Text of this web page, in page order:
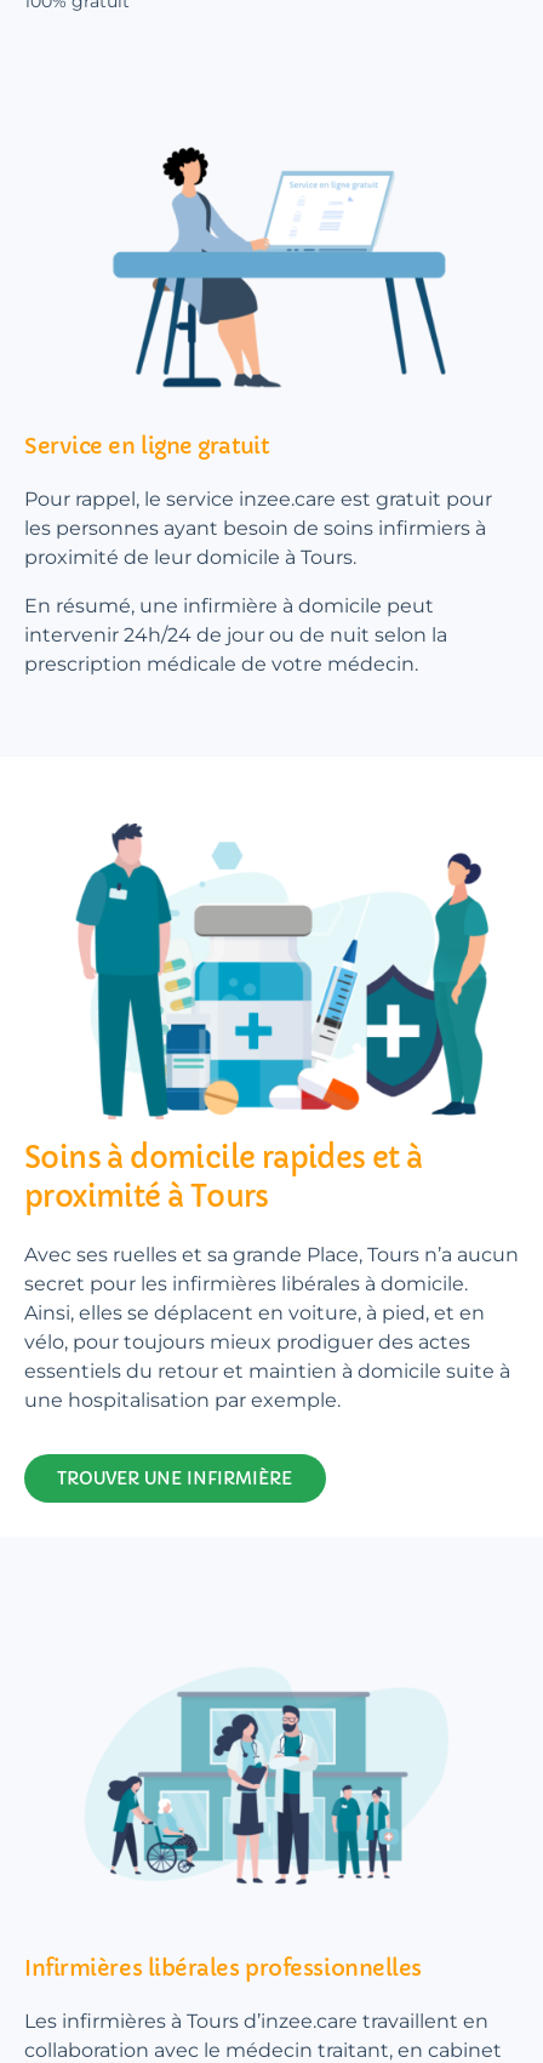
Service en ligne gratuit
Pour rappel, le service inzee.care est gratuit pour
les personnes ayant besoin de soins infirmiers à
proximité de leur domicile à Tours.
En résumé, une infirmière à domicile peut
intervenir 24h/24 de jour ou de nuit selon la
prescription médicale de votre médecin.
Soins à domicile rapides et à
proximité à Tours
Avec ses ruelles et sa grande Place, Tours n’a aucun
secret pour les infirmières libérales à domicile.
Ainsi, elles se déplacent en voiture, à pied, et en
vélo, pour toujours mieux prodiguer des actes
essentiels du retour et maintien à domicile suite à
une hospitalisation par exemple.
TROUVER UNE INFIRMIÈRE
Infirmières libérales professionnelles
Les infirmières à Tours d’inzee.care travaillent en
collaboration avec le médecin traitant, en cabinet